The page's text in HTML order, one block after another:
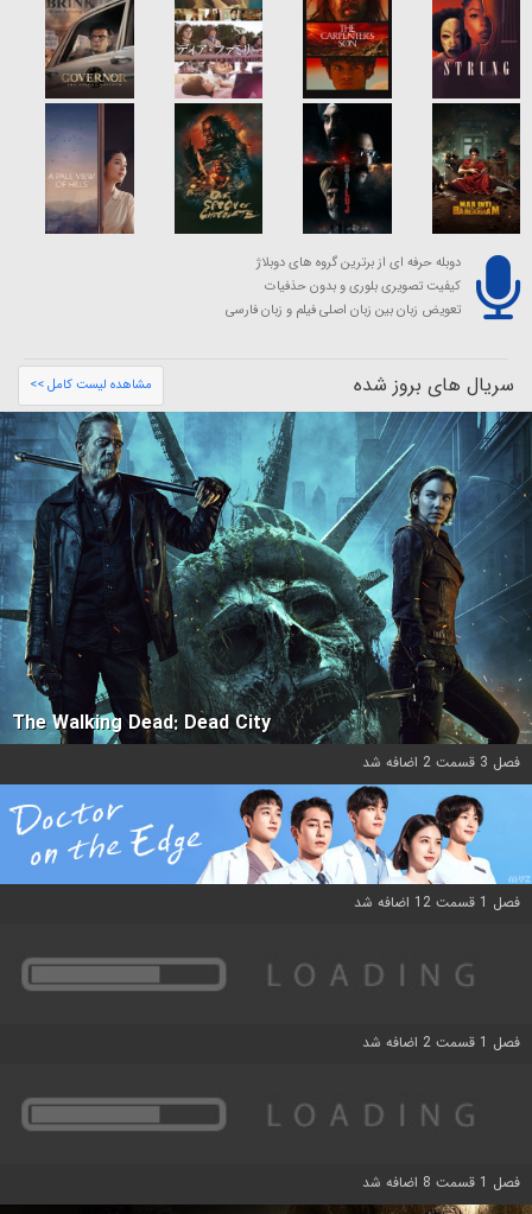
دوبله حرفه ای از برترین گروه های دوبلاژ
کیفیت تصویری بلوری و بدون حذفیات
تعویض زبان بین زبان اصلی فیلم و زبان فارسی
سریال های بروز شده مشاهده لیست کامل >>
The Walking Dead: Dead City
فصل 3 قسمت 2 اضافه شد
فصل 1 قسمت 12 اضافه شد
فصل 1 قسمت 2 اضافه شد
فصل 1 قسمت 8 اضافه شد